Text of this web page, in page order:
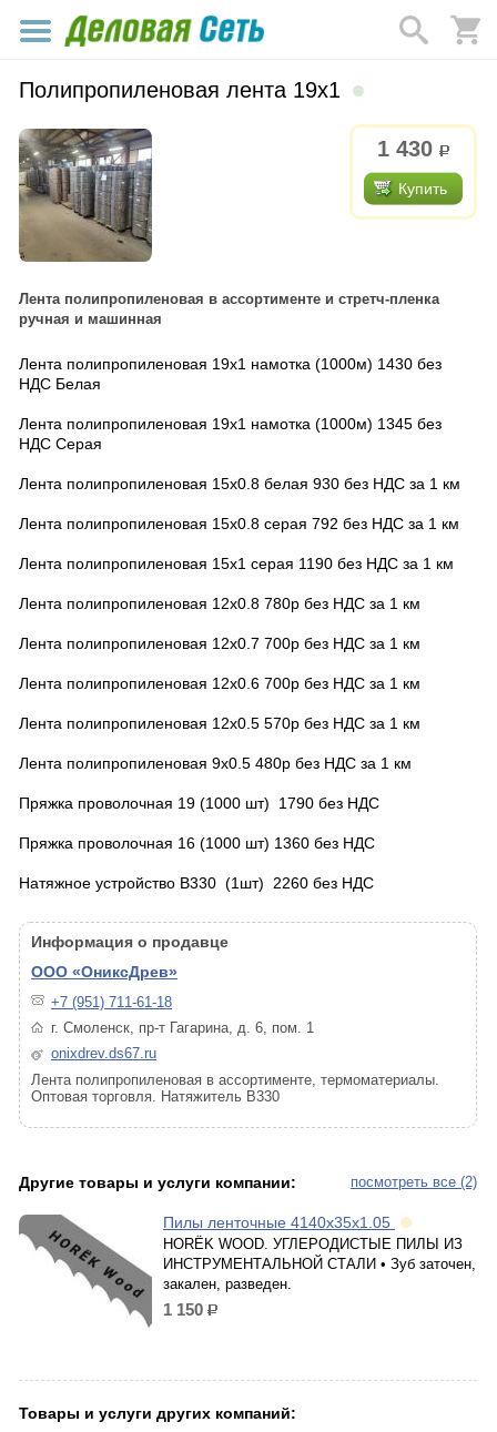
Полипропиленовая лента 19х1
1 430 р.
Купить
Лента полипропиленовая в ассортименте и стретч-пленка
ручная и машинная
Лента полипропиленовая 19х1 намотка (1000м) 1430 без
НДС Белая
Лента полипропиленовая 19х1 намотка (1000м) 1345 без
НДС Серая
Лента полипропиленовая 15х0.8 белая 930 без НДС за 1 км
Лента полипропиленовая 15х0.8 серая 792 без НДС за 1 км
Лента полипропиленовая 15х1 серая 1190 без НДС за 1 км
Лента полипропиленовая 12х0.8 780р без НДС за 1 км
Лента полипропиленовая 12х0.7 700р без НДС за 1 км
Лента полипропиленовая 12х0.6 700р без НДС за 1 км
Лента полипропиленовая 12х0.5 570р без НДС за 1 км
Лента полипропиленовая 9х0.5 480р без НДС за 1 км
Пряжка проволочная 19 (1000 шт) 1790 без НДС
Пряжка проволочная 16 (1000 шт) 1360 без НДС
Натяжное устройство В330 (1шт) 2260 без НДС
Информация о продавце
ООО «ОниксДрев»
+7 (951) 711-61-18
г. Смоленск, пр-т Гагарина, д. 6, пом. 1
onixdrev.ds67.ru
Лента полипропиленовая в ассортименте, термоматериалы.
Оптовая торговля. Натяжитель В330
посмотреть все (2)
Другие товары и услуги компании:
Пилы ленточные 4140х35х1.05
HORЁK WOOD. УГЛЕРОДИСТЫЕ ПИЛЫ ИЗ
ИНСТРУМЕНТАЛЬНОЙ СТАЛИ • Зуб заточен,
закален, разведен.
1 150 р.
Товары и услуги других компаний: